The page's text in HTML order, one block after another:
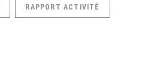
RAPPORT ACTIVITÉ